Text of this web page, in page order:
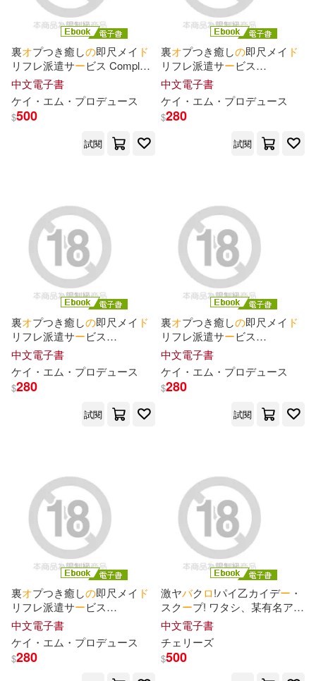
シゲ(2) ジョニー音田(2)
タジリユウ(2) チハル(2)
ツカサ(2) ドウモウ(2)
ピリオド(2) ヨシノ(2)
三日月猫(2) 丘野優(2)
久慈政宗(2)
九十九弐式／すかいふぁーむ(2)
人妻オムニバス(2)
伊藤ひずみ(2) 佐々大河(2)
八月ヤ子(2) 出水ぽすか(2)
千月さかき(2) 南方純(2)
原作:橘公司 漫畫:栗尾ねも 編劇:獅
子唐 角色原案:つなこ(2)
原作：佐藤真登 漫畫：三ツ谷
亮 角色原案：ニリツ(2)
城咲綾(2)
裏オプつき癒しの即尺メイ ド
リフレ派遣サービス Complete
版 (電子書)
中文電子書
ケイ・エム・プロデュ ース
$500
試閱
裏オプつき癒しの即尺メイ ド
リフレ派遣サービス
Episode.04 (電子書)
中文電子書
ケイ・エム・プロデュ ース
$280
試閱
裏オプつき癒しの即尺メイ ド
リフレ派遣サービス
Episode.03 (電子書)
中文電子書
ケイ・エム・プロデュ ース
$280
試閱
裏オプつき癒しの即尺メイ ド
リフレ派遣サービス
Episode.02 (電子書)
中文電子書
ケイ・エム・プロデュ ース
$280
試閱
裏オプつき癒しの即尺メイ ド
リフレ派遣サービス
Episode.01 (電子書)
中文電子書
ケイ・エム・プロデュ ース
$280
激ヤバクロ!パイ乙カイデー ・
スクープ! ワタシ、某有名アイ
ドル○○とヤッちゃいました ワ
ケありすぎ元読モ
見にしかず! Complete版 (電子
書)
中文電子書
チェリ ーズ
$500